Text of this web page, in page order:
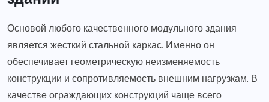
Основой любого качественного модульного здания
является жесткий стальной каркас. Именно он
обеспечивает геометрическую неизменяемость
конструкции и сопротивляемость внешним нагрузкам. В
качестве ограждающих конструкций чаще всего